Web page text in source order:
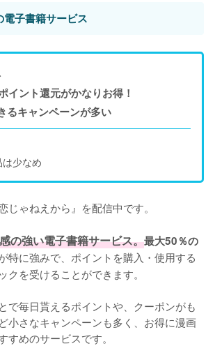
子書籍サービス
イント還元がかなりお得！
るキャンペーンが多い
少なめ
じゃねえから』を配信中です。
の強い電子書籍サービス。最大50％の
特に強みで、ポイントを購入・使用する
クを受けることができます。
で毎日貰えるポイントや、クーポンがも
小さなキャンペーンも多く、お得に漫画
すめのサービスです。